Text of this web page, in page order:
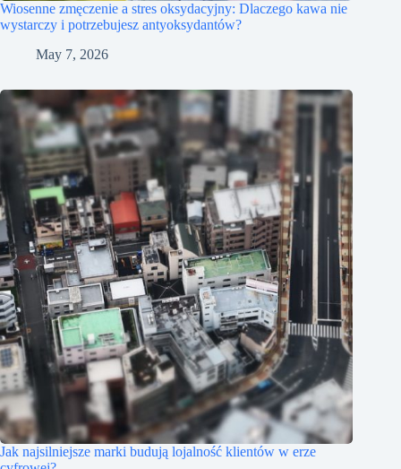
Wiosenne zmęczenie a stres oksydacyjny: Dlaczego kawa nie
wystarczy i potrzebujesz antyoksydantów?
May 7, 2026
Jak najsilniejsze marki budują lojalność klientów w erze